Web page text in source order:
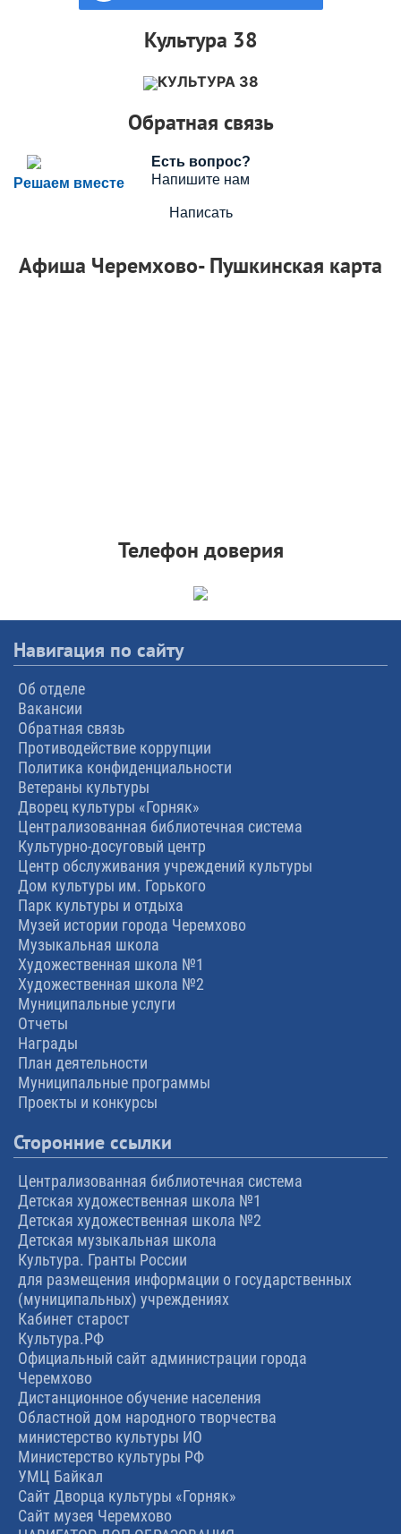
Культура 38
КУЛЬТУРА 38
Обратная связь
Решаем вместе
Есть вопрос?
Напишите нам
Написать
Афиша Черемхово- Пушкинская карта
Телефон доверия
Навигация по сайту
Об отделе
Вакансии
Обратная связь
Противодействие коррупции
Политика конфиденциальности
Ветераны культуры
Дворец культуры «Горняк»
Централизованная библиотечная система
Культурно-досуговый центр
Центр обслуживания учреждений культуры
Дом культуры им. Горького
Парк культуры и отдыха
Музей истории города Черемхово
Музыкальная школа
Художественная школа №1
Художественная школа №2
Муниципальные услуги
Отчеты
Награды
План деятельности
Муниципальные программы
Проекты и конкурсы
Сторонние ссылки
Централизованная библиотечная система
Детская художественная школа №1
Детская художественная школа №2
Детская музыкальная школа
Культура. Гранты России
для размещения информации о государственных
(муниципальных) учреждениях
Кабинет старост
Культура.РФ
Официальный сайт администрации города
Черемхово
Дистанционное обучение населения
Областной дом народного творчества
министерство культуры ИО
Министерство культуры РФ
УМЦ Байкал
Сайт Дворца культуры «Горняк»
Сайт музея Черемхово